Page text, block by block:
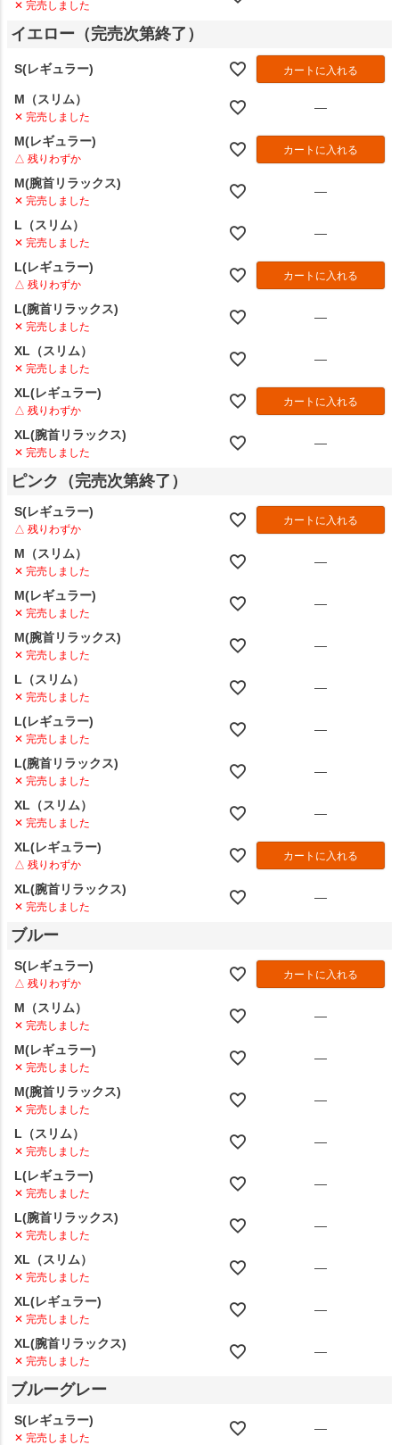
✕ 完売しました
イエロー（完売次第終了）
S(レギュラー) カートに入れる
M（スリム）
✕ 完売しました
—
M(レギュラー)
△ 残りわずか
カートに入れる
M(腕首リラックス)
✕ 完売しました
—
L（スリム）
✕ 完売しました
—
L(レギュラー)
△ 残りわずか
カートに入れる
L(腕首リラックス)
✕ 完売しました
—
XL（スリム）
✕ 完売しました
—
XL(レギュラー)
△ 残りわずか
カートに入れる
XL(腕首リラックス)
✕ 完売しました
—
ピンク（完売次第終了）
S(レギュラー)
△ 残りわずか
カートに入れる
M（スリム）
✕ 完売しました
—
M(レギュラー)
✕ 完売しました
—
M(腕首リラックス)
✕ 完売しました
—
L（スリム）
✕ 完売しました
—
L(レギュラー)
✕ 完売しました
—
L(腕首リラックス)
✕ 完売しました
—
XL（スリム）
✕ 完売しました
—
XL(レギュラー)
△ 残りわずか
カートに入れる
XL(腕首リラックス)
✕ 完売しました
—
ブルー
S(レギュラー)
△ 残りわずか
カートに入れる
M（スリム）
✕ 完売しました
—
M(レギュラー)
✕ 完売しました
—
M(腕首リラックス)
✕ 完売しました
—
L（スリム）
✕ 完売しました
—
L(レギュラー)
✕ 完売しました
—
L(腕首リラックス)
✕ 完売しました
—
XL（スリム）
✕ 完売しました
—
XL(レギュラー)
✕ 完売しました
—
XL(腕首リラックス)
✕ 完売しました
—
ブルーグレー
S(レギュラー)
✕ 完売しました
—